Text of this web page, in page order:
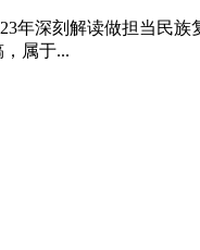
年深刻解读做担当民族
属于...